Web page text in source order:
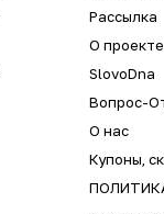
Рассылка
О
SlovoDna
Вопрос-
О нас
Купоны,